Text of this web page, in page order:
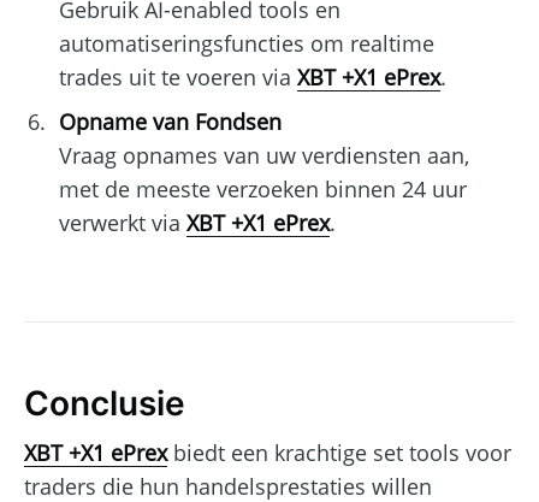
Gebruik AI-enabled tools en
automatiseringsfuncties om realtime
trades uit te voeren via XBT +X1 ePrex.
Opname van Fondsen
Vraag opnames van uw verdiensten aan,
met de meeste verzoeken binnen 24 uur
verwerkt via XBT +X1 ePrex.
Conclusie
XBT +X1 ePrexbiedt een krachtige set tools voor
traders die hun handelsprestaties willen